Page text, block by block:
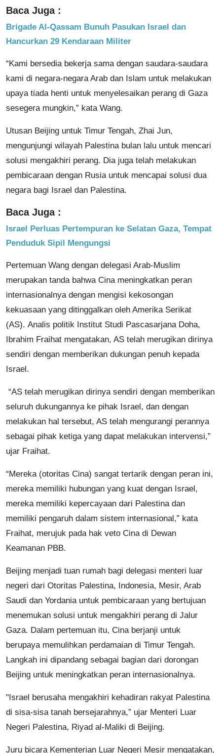
Baca Juga :
Brigade Al-Qassam Bunuh Pasukan Israel dan
Hancurkan 29 Kendaraan Militer
“Kami bersedia bekerja sama dengan saudara-saudara
kami di negara-negara Arab dan Islam untuk melakukan
upaya tiada henti untuk menyelesaikan perang di Gaza
sesegera mungkin,” kata Wang.
Utusan Beijing untuk Timur Tengah, Zhai Jun,
mengunjungi wilayah Palestina bulan lalu untuk mencari
solusi mengakhiri perang. Dia juga telah melakukan
pembicaraan dengan Rusia untuk mencapai solusi dua
negara bagi Israel dan Palestina.
Baca Juga :
Israel Perluas Pertempuran ke Selatan Gaza, Tempat
Penduduk Sipil Mengungsi
Pertemuan Wang dengan delegasi Arab-Muslim
merupakan tanda bahwa Cina meningkatkan peran
internasionalnya dengan mengisi kekosongan
kekuasaan yang ditinggalkan oleh Amerika Serikat
(AS). Analis politik Institut Studi Pascasarjana Doha,
Ibrahim Fraihat mengatakan, AS telah merugikan dirinya
sendiri dengan memberikan dukungan penuh kepada
Israel.
“AS telah merugikan dirinya sendiri dengan memberikan
seluruh dukungannya ke pihak Israel, dan dengan
melakukan hal tersebut, AS telah mengurangi perannya
sebagai pihak ketiga yang dapat melakukan intervensi,”
ujar Fraihat.
“Mereka (otoritas Cina) sangat tertarik dengan peran ini,
mereka memiliki hubungan yang kuat dengan Israel,
mereka memiliki kepercayaan dari Palestina dan
memiliki pengaruh dalam sistem internasional,” kata
Fraihat, merujuk pada hak veto Cina di Dewan
Keamanan PBB.
Beijing menjadi tuan rumah bagi delegasi menteri luar
negeri dari Otoritas Palestina, Indonesia, Mesir, Arab
Saudi dan Yordania untuk pembicaraan yang bertujuan
menemukan solusi untuk mengakhiri perang di Jalur
Gaza. Dalam pertemuan itu, Cina berjanji untuk
berupaya memulihkan perdamaian di Timur Tengah.
Langkah ini dipandang sebagai bagian dari dorongan
Beijing untuk meningkatkan peran internasionalnya.
"Israel berusaha mengakhiri kehadiran rakyat Palestina
di sisa-sisa tanah bersejarahnya,” ujar Menteri Luar
Negeri Palestina, Riyad al-Maliki di Beijing.
Juru bicara Kementerian Luar Negeri Mesir mengatakan,